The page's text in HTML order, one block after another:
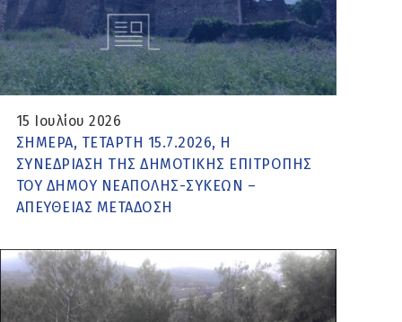
15 Ιουλίου 2026
ΣΗΜΕΡΑ, ΤΕΤΑΡΤΗ 15.7.2026, Η
ΣΥΝΕΔΡΙΑΣΗ ΤΗΣ ΔΗΜΟΤΙΚΗΣ ΕΠΙΤΡΟΠΗΣ
ΤΟΥ ΔΗΜΟΥ ΝΕΑΠΟΛΗΣ-ΣΥΚΕΩΝ –
ΑΠΕΥΘΕΙΑΣ ΜΕΤΑΔΟΣΗ